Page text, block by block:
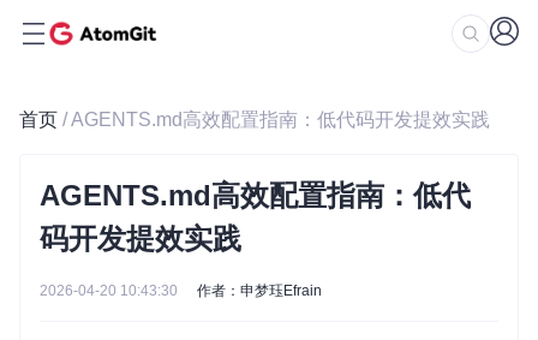
首页 / AGENTS.md高效配置指南：低代码开发提效实践
AGENTS.md高效配置指南：低代
码开发提效实践
2026-04-20 10:43:30 作者：申梦珏Efrain